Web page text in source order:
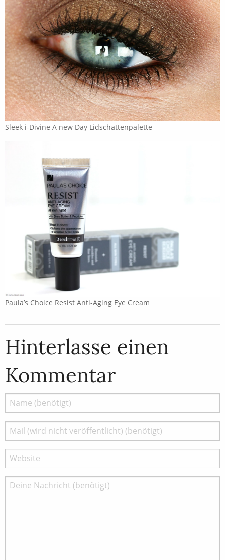
Sleek i-Divine A new Day Lidschattenpalette
Paula’s Choice Resist Anti-Aging Eye Cream
Hinterlasse einen
Kommentar